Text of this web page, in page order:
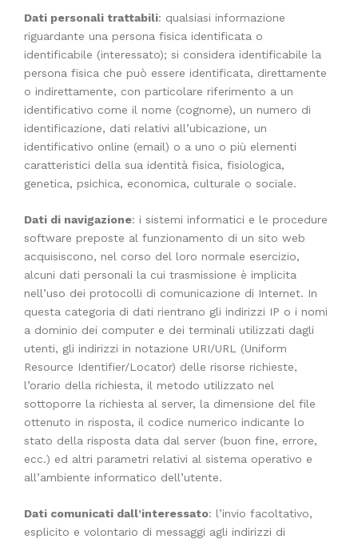
Dati personali trattabili: qualsiasi informazione
riguardante una persona fisica identificata o
identificabile (interessato); si considera identificabile la
persona fisica che può essere identificata, direttamente
o indirettamente, con particolare riferimento a un
identificativo come il nome (cognome), un numero di
identificazione, dati relativi all’ubicazione, un
identificativo online (email) o a uno o più elementi
caratteristici della sua identità fisica, fisiologica,
genetica, psichica, economica, culturale o sociale.
Dati di navigazione: i sistemi informatici e le procedure
software preposte al funzionamento di un sito web
acquisiscono, nel corso del loro normale esercizio,
alcuni dati personali la cui trasmissione è implicita
nell’uso dei protocolli di comunicazione di Internet. In
questa categoria di dati rientrano gli indirizzi IP o i nomi
a dominio dei computer e dei terminali utilizzati dagli
utenti, gli indirizzi in notazione URI/URL (Uniform
Resource Identifier/Locator) delle risorse richieste,
l’orario della richiesta, il metodo utilizzato nel
sottoporre la richiesta al server, la dimensione del file
ottenuto in risposta, il codice numerico indicante lo
stato della risposta data dal server (buon fine, errore,
ecc.) ed altri parametri relativi al sistema operativo e
all’ambiente informatico dell’utente.
Dati comunicati dall’interessato: l’invio facoltativo,
esplicito e volontario di messaggi agli indirizzi di